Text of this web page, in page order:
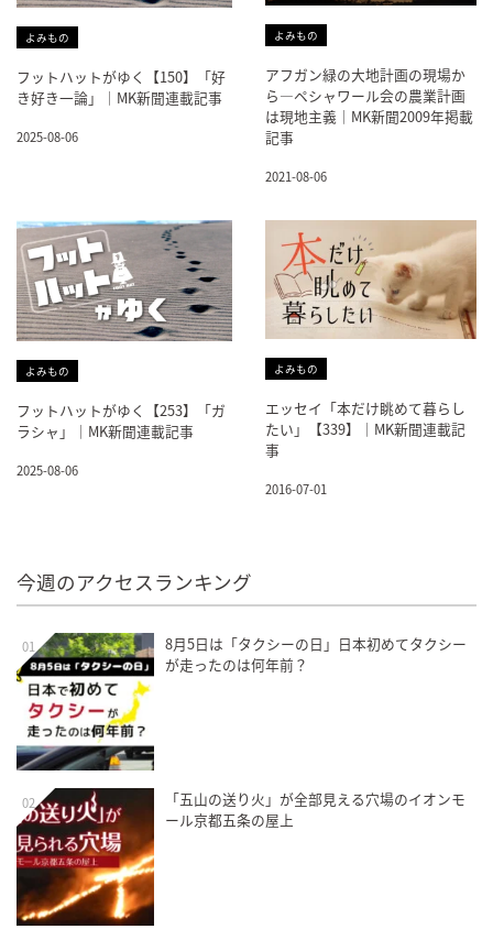
よみもの
フットハットがゆく【150】「好
き好き一論」｜MK新聞連載記事
2025-08-06
よみもの
アフガン緑の大地計画の現場か
ら―ペシャワール会の農業計画
は現地主義｜MK新聞2009年掲載
記事
2021-08-06
よみもの
フットハットがゆく【253】「ガ
ラシャ」｜MK新聞連載記事
2025-08-06
よみもの
エッセイ「本だけ眺めて暮らし
たい」【339】｜MK新聞連載記
事
2016-07-01
今週のアクセスランキング
01
8月5日は「タクシーの日」日本初めてタクシー
が走ったのは何年前？
02
「五山の送り火」が全部見える穴場のイオンモ
ール京都五条の屋上